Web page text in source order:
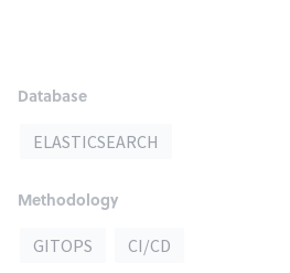
Database
ELASTICSEARCH
Methodology
GITOPS CI/CD